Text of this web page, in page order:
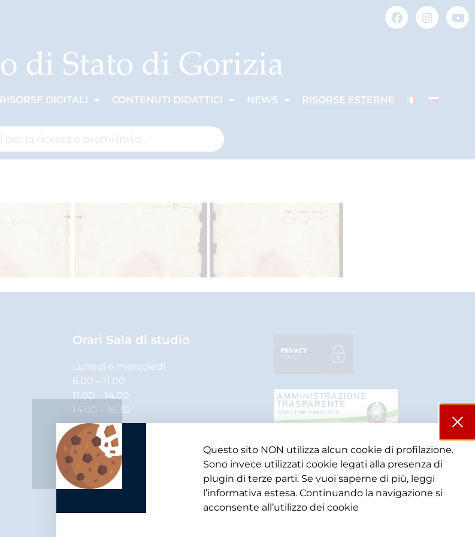
RISORSE DIGITALI CONTENUTI DIDATTICI NEWS RISORSE ESTERNE
Orari Sala di studio
Lunedì e mercoledì
8.00 – 11.00
11.00 – 14.00
14.00 – 16.30
Martedì, giovedì e venerdì
8.00 – 11.00
11.00 – 14.00
Questo sito NON utilizza alcun cookie di profilazione.
Sono invece utilizzati cookie legati alla presenza di
plugin di terze parti. Se vuoi saperne di più, leggi
l’informativa estesa. Continuando la navigazione si
acconsente all’utilizzo dei cookie​